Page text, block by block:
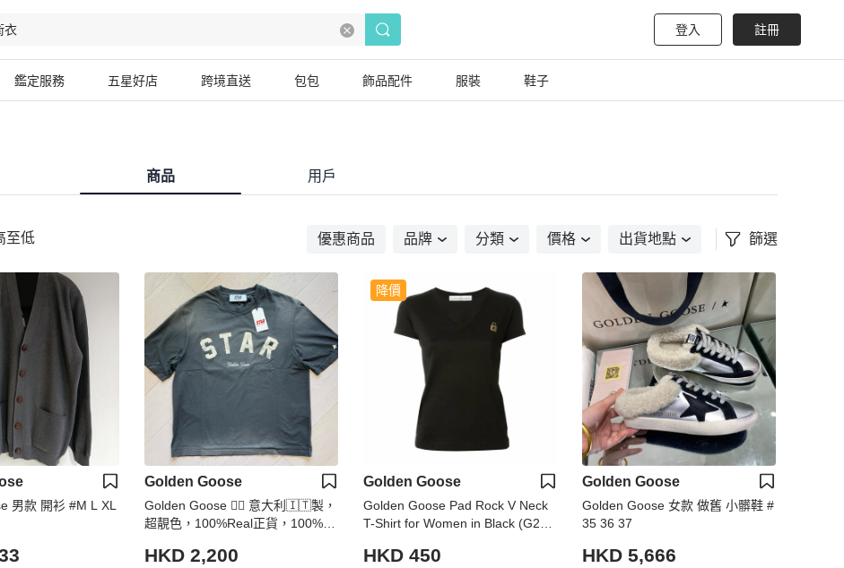
登入 註冊
鑑定服務 五星好店 跨境直送 包包 飾品配件 服裝 鞋子
商品 用戶
至低 優惠商品 品牌 分類 價格 出貨地點 篩選
男款 開衫 #M L XL
Golden Goose
Golden Goose 👍🏻 意大利🇮🇹製，
超靚色，100%Real正貨，100%N
HKD 2,200
降價
Golden Goose
Golden Goose Pad Rock V Neck
T-Shirt for Women in Black (G28
HKD 450
Golden Goose
Golden Goose 女款 做舊 小髒鞋 #
35 36 37
HKD 5,666